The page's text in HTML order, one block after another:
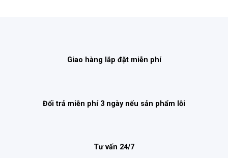
Giao hàng lắp đặt miễn phí
Đổi trả miễn phí 3 ngày nếu sản phẩm lỗi
Tư vấn 24/7